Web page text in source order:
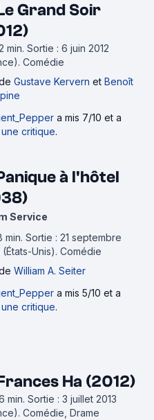
Grand Soir
min. Sortie : 6 juin 2012
Comédie
Gustave Kervern et Benoît
a mis 7/10 et a
une critique.
à l'hôtel
Service
min. Sortie : 21 septembre
(États-Unis). Comédie
William A. Seiter
a mis 5/10 et a
une critique.
Ha (2012)
min. Sortie : 3 juillet 2013
Comédie, Drame